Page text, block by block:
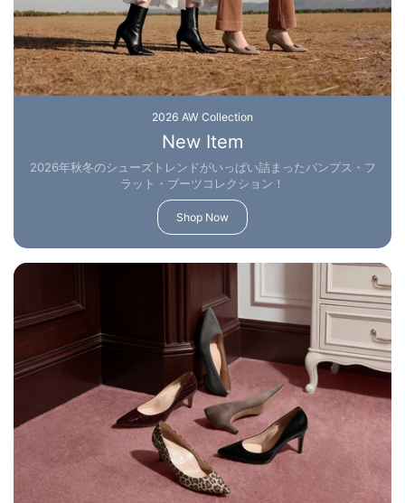
2026 AW Collection
New Item
2026年秋冬のシューズトレンドがいっぱい詰まったパンプス・フ
ラット・ブーツコレクション！
Shop Now